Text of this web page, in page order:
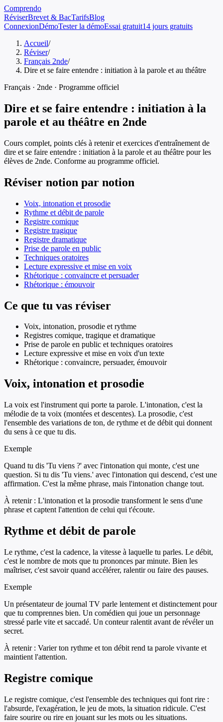
Comprendo
RéviserBrevet & BacTarifsBlog
ConnexionDémoTester la démoEssai gratuit14 jours gratuits
Accueil/
Réviser/
Français 2nde/
Dire et se faire entendre : initiation à la parole et au théâtre
Français · 2nde · Programme officiel
Dire et se faire entendre : initiation à la
parole et au théâtre en 2nde
Cours complet, points clés à retenir et exercices d'entraînement de
dire et se faire entendre : initiation à la parole et au théâtre pour les
élèves de 2nde. Conforme au programme officiel.
Réviser notion par notion
Voix, intonation et prosodie
Rythme et débit de parole
Registre comique
Registre tragique
Registre dramatique
Prise de parole en public
Techniques oratoires
Lecture expressive et mise en voix
Rhétorique : convaincre et persuader
Rhétorique : émouvoir
Ce que tu vas réviser
Voix, intonation, prosodie et rythme
Registres comique, tragique et dramatique
Prise de parole en public et techniques oratoires
Lecture expressive et mise en voix d'un texte
Rhétorique : convaincre, persuader, émouvoir
Voix, intonation et prosodie
La voix est l'instrument qui porte ta parole. L'intonation, c'est la
mélodie de ta voix (montées et descentes). La prosodie, c'est
l'ensemble des variations de ton, de rythme et de débit qui donnent
du sens à ce que tu dis.
Exemple
Quand tu dis 'Tu viens ?' avec l'intonation qui monte, c'est une
question. Si tu dis 'Tu viens.' avec l'intonation qui descend, c'est une
affirmation. C'est la même phrase, mais l'intonation change tout.
À retenir : L'intonation et la prosodie transforment le sens d'une
phrase et captent l'attention de celui qui t'écoute.
Rythme et débit de parole
Le rythme, c'est la cadence, la vitesse à laquelle tu parles. Le débit,
c'est le nombre de mots que tu prononces par minute. Bien les
maîtriser, c'est savoir quand accélérer, ralentir ou faire des pauses.
Exemple
Un présentateur de journal TV parle lentement et distinctement pour
que tu comprennes bien. Un comédien qui joue un personnage
stressé parle vite et saccadé. Un conteur ralentit avant de révéler un
secret.
À retenir : Varier ton rythme et ton débit rend ta parole vivante et
maintient l'attention.
Registre comique
Le registre comique, c'est l'ensemble des techniques qui font rire :
l'absurde, l'exagération, le jeu de mots, la situation ridicule. C'est
faire sourire ou rire en jouant sur les mots ou les situations.